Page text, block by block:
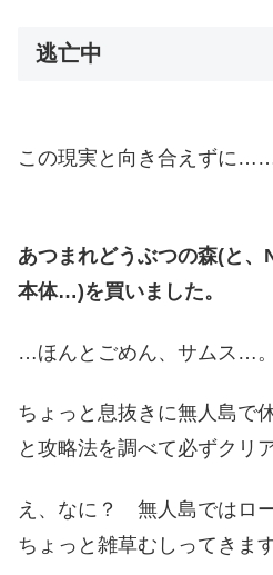
逃亡中
この現実と向き合えずに
あつまれどうぶつの森(と
本体…)を買いました。
…ほんとごめん、サムス…。
ちょっと息抜きに無人島で
と攻略法を調べて必ずクリ
え、なに？ 無人島ではロ
ちょっと雑草むしってきます